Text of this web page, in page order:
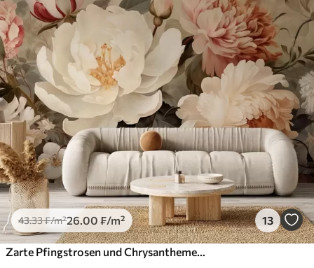
43.33₣/m²26 .00 ₣/m² 13